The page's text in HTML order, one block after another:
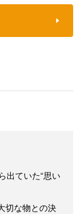
ていた“思い
切な物との決